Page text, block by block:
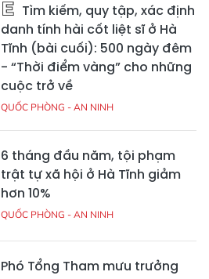
Tìm kiếm, quy tập, xác định
danh tính hài cốt liệt sĩ ở Hà
Tĩnh (bài cuối): 500 ngày đêm
- “Thời điểm vàng” cho những
cuộc trở về
QUỐC PHÒNG - AN NINH
6 tháng đầu năm, tội phạm
trật tự xã hội ở Hà Tĩnh giảm
hơn 10%
QUỐC PHÒNG - AN NINH
Phó Tổng Tham mưu trưởng